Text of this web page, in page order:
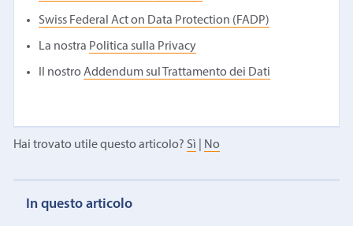
Swiss Federal Act on Data Protection (FADP)
La nostra Politica sulla Privacy
Il nostroAddendum sul Trattamento dei Dati
Hai trovato utile questo articolo? Sì No
In questo articolo